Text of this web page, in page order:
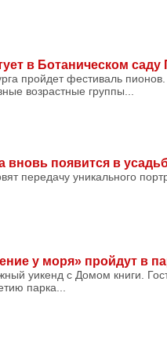
в Ботаническом саду
пройдет фестиваль
возрастные группы...
вновь появится в
передачу уникального
у моря» пройдут в
уикенд с Домом книги.
парка...